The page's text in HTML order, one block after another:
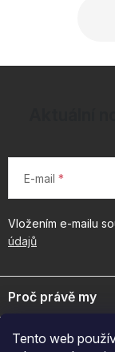
Tento web
E-mail
Vložením e-mailu
údajů
á
pProč právě my
byznys. Spojte se
Důležité odkazy